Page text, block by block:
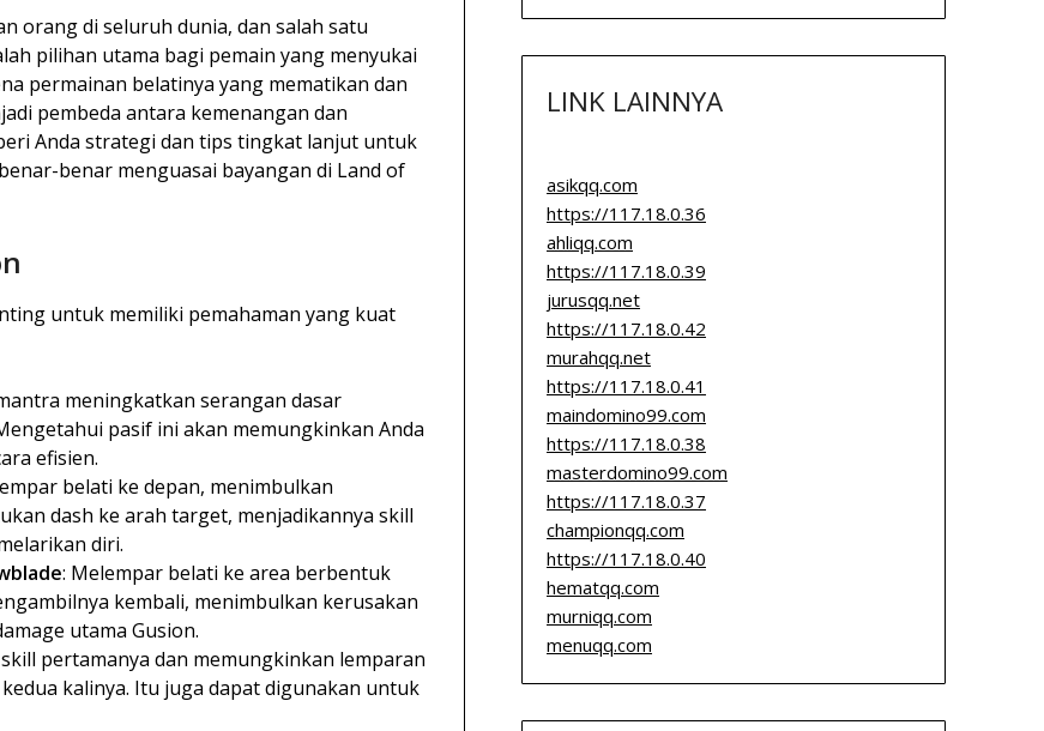
orang di seluruh dunia, dan salah satu
pilihan utama bagi pemain yang menyukai
permainan belatinya yang mematikan dan
pembeda antara kemenangan dan
Anda strategi dan tips tingkat lanjut untuk
benar menguasai bayangan di Land of
untuk memiliki pemahaman yang kuat
meningkatkan serangan dasar
pasif ini akan memungkinkan Anda
efisien.
belati ke depan, menimbulkan
dash ke arah target, menjadikannya skill
diri.
: Melempar belati ke area berbentuk
kembali, menimbulkan kerusakan
utama Gusion.
pertamanya dan memungkinkan lemparan
kalinya. Itu juga dapat digunakan untuk
LINK LAINNYA
asikqq.com
https://117.18.0.36
ahliqq.com
https://117.18.0.39
jurusqq.net
https://117.18.0.42
murahqq.net
https://117.18.0.41
maindomino99.com
https://117.18.0.38
masterdomino99.com
https://117.18.0.37
championqq.com
https://117.18.0.40
hematqq.com
murniqq.com
menuqq.com